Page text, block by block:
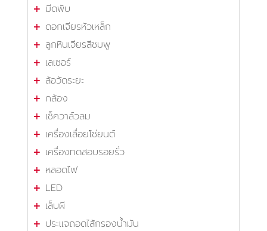
มีดพับ
ดอกเจียรหัวเหล็ก
ลูกหินเจียรสีชมพู
เลเซอร์
ล้อวัดระยะ
กล้อง
เช็ควาล์วลม
เครื่องเลื่อยโซ่ยนต์
เครื่องทดสอบรอยรั่ว
หลอดไฟ
LED
เล็บผี
ประแจถอดไส้กรองน้ำมัน